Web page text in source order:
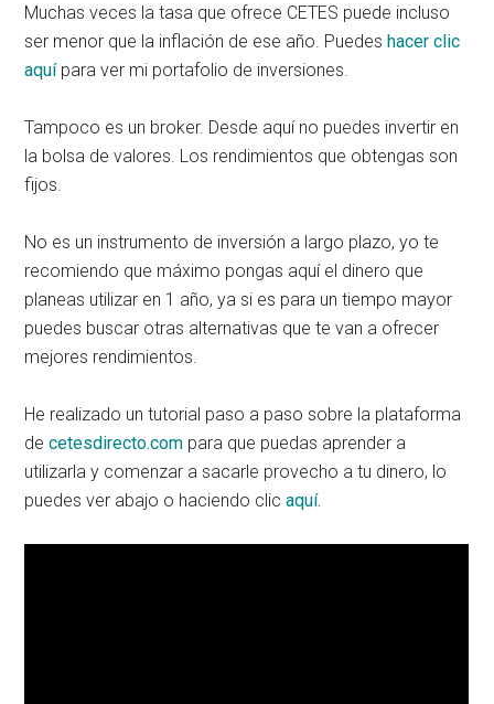
Muchas veces la tasa que ofrece CETES puede incluso
ser menor que la inflación de ese año. Puedeshacer clic
aquípara ver mi portafolio de inversiones.
Tampoco es un broker. Desde aquí no puedes invertir en
la bolsa de valores. Los rendimientos que obtengas son
fijos.
No es un instrumento de inversión a largo plazo, yo te
recomiendo que máximo pongas aquí el dinero que
planeas utilizar en 1 año, ya si es para un tiempo mayor
puedes buscar otras alternativas que te van a ofrecer
mejores rendimientos.
He realizado un tutorial paso a paso sobre la plataforma
decetesdirecto.com para que puedas aprender a
utilizarla y comenzar a sacarle provecho a tu dinero, lo
puedes ver abajo o haciendo clicaquí.